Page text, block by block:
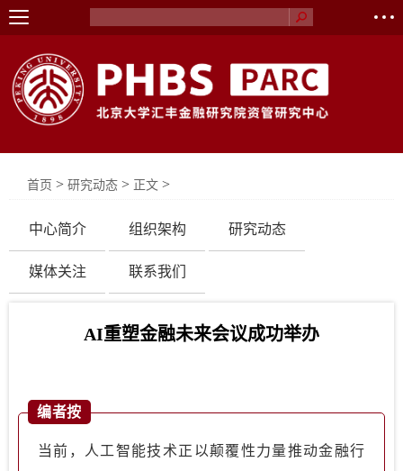
首页 > 研究动态 > 正文 >
中心简介 组织架构 研究动态
媒体关注 联系我们
AI重塑金融未来会议成功举办
编者按
当前，人工智能技术正以颠覆性力量推动金融行